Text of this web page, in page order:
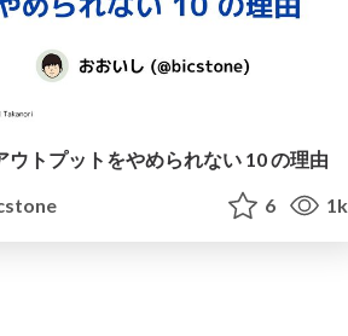
ウトプットをやめられない 10 の理由
6 1k